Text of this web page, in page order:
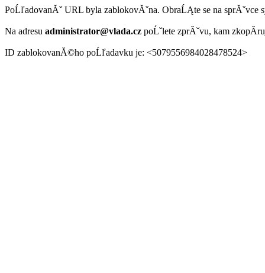
PoĹľadovanĂˇ URL byla zablokovĂˇna. ObraĹĄte se na sprĂˇvce
Na adresu administrator@vlada.cz poĹˇlete zprĂˇvu, kam
ID zablokovanĂ©ho poĹľadavku je: <5079556984028478524>